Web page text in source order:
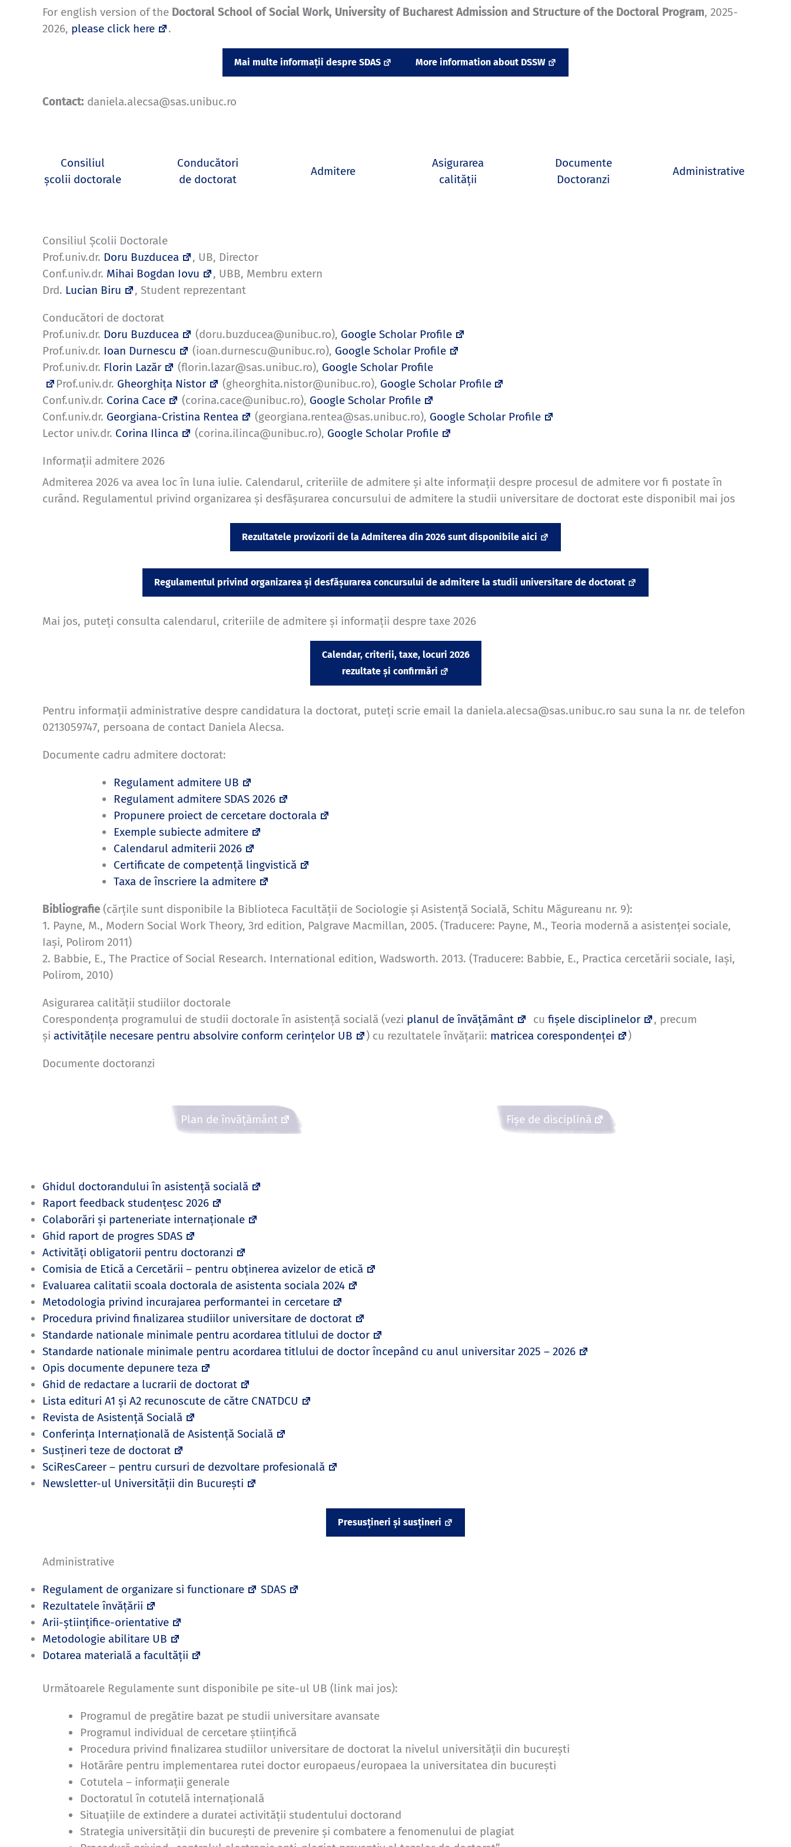
For english version of the Doctoral School of Social Work, University of Bucharest Admission and Structure of the Doctoral Program, 2025-
2026, please click here .
Mai multe informații despre SDAS More information about DSSW
Contact: daniela.alecsa@sas.unibuc.ro
Consiliul
școlii doctorale
Conducători
de doctorat
Admitere
Asigurarea
calității
Documente
Doctoranzi
Administrative
Consiliul Școlii Doctorale
Prof.univ.dr. Doru Buzducea
, UB, Director
Conf.univ.dr. Mihai Bogdan Iovu
, UBB, Membru extern
Drd. Lucian Biru , Student reprezentant
Conducători de doctorat
Prof.univ.dr. Doru Buzducea (doru.buzducea@unibuc.ro), Google Scholar Profile
Prof.univ.dr. Ioan Durnescu (ioan.durnescu@unibuc.ro), Google Scholar Profile
Prof.univ.dr. Florin Lazăr (florin.lazar@sas.unibuc.ro), Google Scholar Profile
Prof.univ.dr. Gheorghița Nistor (gheorghita.nistor@unibuc.ro), Google Scholar Profile
Conf.univ.dr. Corina Cace (corina.cace@unibuc.ro), Google Scholar Profile
Conf.univ.dr. Georgiana-Cristina Rentea (georgiana.rentea@sas.unibuc.ro), Google Scholar Profile
Lector univ.dr. Corina Ilinca (corina.ilinca@unibuc.ro), Google Scholar Profile
Informații admitere 2026
Admiterea 2026 va avea loc în luna iulie. Calendarul, criteriile de admitere și alte informații despre procesul de admitere vor fi postate în
curând. Regulamentul privind organizarea și desfășurarea concursului de admitere la studii universitare de doctorat este disponibil mai jos
Rezultatele provizorii de la Admiterea din 2026 sunt disponibile aici
Regulamentul privind organizarea și desfășurarea concursului de admitere la studii universitare de doctorat
Mai jos, puteți consulta calendarul, criteriile de admitere și informații despre taxe 2026
Calendar, criterii, taxe, locuri 2026
rezultate și confirmări
Pentru informații administrative despre candidatura la doctorat, puteți scrie email la daniela.alecsa@sas.unibuc.ro sau suna la nr. de telefon
0213059747, persoana de contact Daniela Alecsa.
Documente cadru admitere doctorat:
Regulament admitere UB
Regulament admitere SDAS 2026
Propunere proiect de cercetare doctorala
Exemple subiecte admitere
Calendarul admiterii 2026
Certificate de competență lingvistică
Taxa de înscriere la admitere
Bibliografie (cărțile sunt disponibile la Biblioteca Facultății de Sociologie și Asistență Socială, Schitu Măgureanu nr. 9):
1. Payne, M., Modern Social Work Theory, 3rd edition, Palgrave Macmillan, 2005. (Traducere: Payne, M., Teoria modernă a asistenței sociale,
Iași, Polirom 2011)
2. Babbie, E., The Practice of Social Research. International edition, Wadsworth. 2013. (Traducere: Babbie, E., Practica cercetării sociale, Iași,
Polirom, 2010)
Asigurarea calității studiilor doctorale
Corespondența programului de studii doctorale în asistență socială (vezi planul de învățământ cu fișele disciplinelor
, precum
și activitățile necesare pentru absolvire conform cerințelor UB ) cu rezultatele învățarii: matricea corespondenței )
Documente doctoranzi
Plan de învățământ Fișe de disciplină
Ghidul doctorandului în asistență socială
Raport feedback studențesc 2026
Colaborări și parteneriate internaționale
Ghid raport de progres SDAS
Activități obligatorii pentru doctoranzi
Comisia de Etică a Cercetării – pentru obținerea avizelor de etică
Evaluarea calitatii scoala doctorala de asistenta sociala 2024
Metodologia privind incurajarea performantei in cercetare
Procedura privind finalizarea studiilor universitare de doctorat
Standarde nationale minimale pentru acordarea titlului de doctor
Standarde nationale minimale pentru acordarea titlului de doctor începând cu anul universitar 2025 – 2026
Opis documente depunere teza
Ghid de redactare a lucrarii de doctorat
Lista edituri A1 și A2 recunoscute de către CNATDCU
Revista de Asistență Socială
Conferința Internațională de Asistență Socială
Susțineri teze de doctorat
SciResCareer – pentru cursuri de dezvoltare profesională
Newsletter-ul Universității din București
Presusțineri și susțineri
Administrative
Regulament de organizare si functionare
SDAS
Rezultatele învățării
Arii-științifice-orientative
Metodologie abilitare UB
Dotarea materială a facultății
Următoarele Regulamente sunt disponibile pe site-ul UB (link mai jos):
Programul de pregătire bazat pe studii universitare avansate
Programul individual de cercetare științifică
Procedura privind finalizarea studiilor universitare de doctorat la nivelul universității din bucurești
Hotărâre pentru implementarea rutei doctor europaeus/europaea la universitatea din bucurești
Cotutela – informații generale
Doctoratul în cotutelă internațională
Situațiile de extindere a duratei activității studentului doctorand
Strategia universității din bucurești de prevenire și combatere a fenomenului de plagiat